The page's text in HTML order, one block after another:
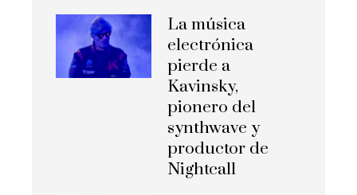
La música
electrónica
pierde a
Kavinsky,
pionero del
synthwave y
productor de
Nightcall